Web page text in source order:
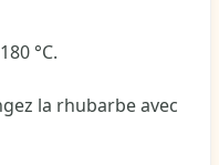
°C.
la rhubarbe avec